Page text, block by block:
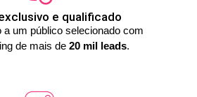
e qualificado
a um público selecionado com
de mais de 20 mil leads.